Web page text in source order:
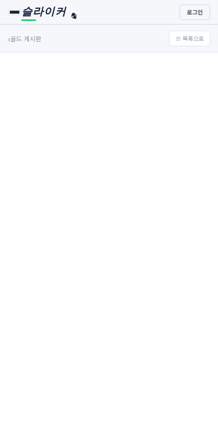
슬라이커 🏀
⚾ 로그인
‹골드 게시판 ≡ 목록으로